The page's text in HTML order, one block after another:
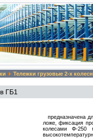
Тележки грузовые 2-х
ГБ1
предназначена
ложе, фиксация
колесами Ф-250